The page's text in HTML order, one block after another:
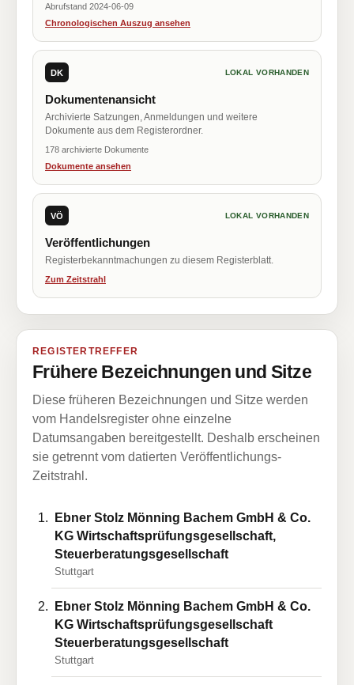
Abrufstand 2024-06-09
Chronologischen Auszug ansehen
DK LOKAL VORHANDEN
Dokumentenansicht
Archivierte Satzungen, Anmeldungen und weitere
Dokumente aus dem Registerordner.
178 archivierte Dokumente
Dokumente ansehen
VÖ LOKAL VORHANDEN
Veröffentlichungen
Registerbekanntmachungen zu diesem Registerblatt.
Zum Zeitstrahl
REGISTERTREFFER
Frühere Bezeichnungen und Sitze
Diese früheren Bezeichnungen und Sitze werden
vom Handelsregister ohne einzelne
Datumsangaben bereitgestellt. Deshalb erscheinen
sie getrennt vom datierten Veröffentlichungs-
Zeitstrahl.
Ebner Stolz Mönning Bachem GmbH & Co.
KG Wirtschaftsprüfungsgesellschaft,
Steuerberatungsgesellschaft
Stuttgart
Ebner Stolz Mönning Bachem GmbH & Co.
KG Wirtschaftsprüfungsgesellschaft
Steuerberatungsgesellschaft
Stuttgart